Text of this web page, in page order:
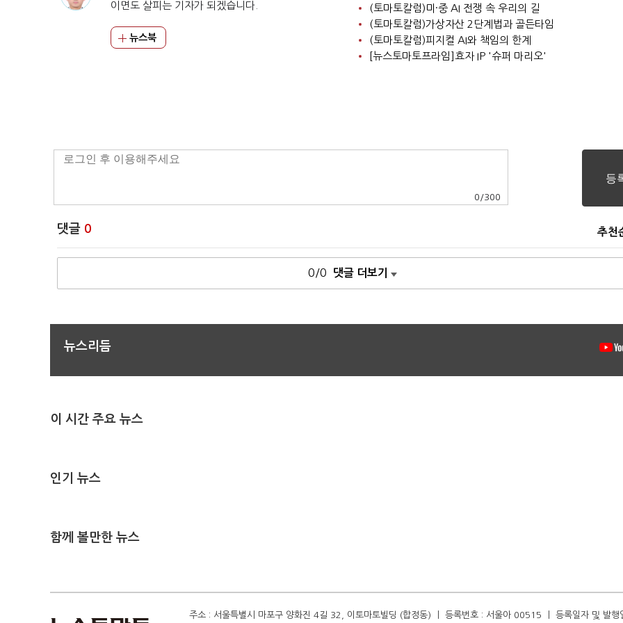
이면도 살피는 기자가 되겠습니다.
뉴스북
(토마토칼럼)미·중 AI 전쟁 속 우리의 길
(토마토칼럼)가상자산 2단계법과 골든타임
(토마토칼럼)피지컬 AI와 책임의 한계
[뉴스토마토프라임]효자 IP '슈퍼 마리오'
0 /300
댓글 0 추천
0/0 댓글 더보기
뉴스리듬
이 시간 주요 뉴스
인기 뉴스
함께 볼만한 뉴스
주소 : 서울특별시 마포구 양화진 4길 32, 이토마토빌딩 (합정동) ㅣ 등록번호 : 서울아 00515 ㅣ 등록일자 및 발